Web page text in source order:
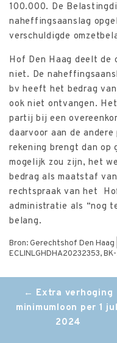
100.000. De
naheffingsaanslag
verschuldigde
Hof Den Haag deelt
niet. De
bv heeft het bedrag
ook niet ontvangen.
partij bij een
daarvoor aan de
rekening brengt dan op
mogelijk zou zijn, het
bedrag als maatstaf
rechtspraak van het
administratie als “nog
belang.
Bron: Gerechtshof Den Haag
ECLINLGHDHA20232353,
Post
navigation
← Extra verhoging
minimumloon per 1
2024